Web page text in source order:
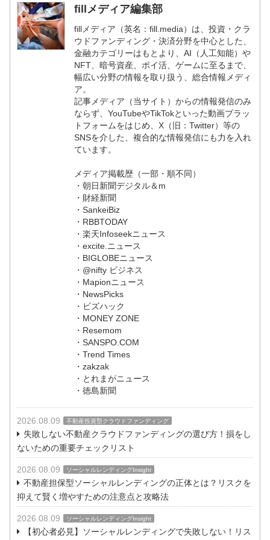
fillメディア編集部
fillメディア（英名：fill.media）は、投資・クラ
ウドファンディング・決済分野を中心とした、
金融カテゴリーはもとより、AI（人工知能）や
NFT、暗号資産、ポイ活、ゲームに至るまで、
幅広い分野の情報を取り扱う、総合情報メディ
ア。
記事メディア（当サイト）からの情報発信のみ
ならず、YouTubeやTikTokといった動画プラッ
トフォームをはじめ、X（旧：Twitter）等の
SNSを介した、複合的な情報発信にも力を入れ
ています。
メディア掲載歴（一部・順不同）
・朝日新聞デジタル＆m
・財経新聞
・SankeiBiz
・RBBTODAY
・楽天Infoseekニュース
・excite.ニュース
・BIGLOBEニュース
・@nifty ビジネス
・Mapionニュース
・NewsPicks
・ビズハック
・MONEY ZONE
・Resemom
・SANSPO.COM
・Trend Times
・zakzak
・とれまがニュース
・徳島新聞
2026.08.09 不動産投資型クラウドファンディング
失敗しない不動産クラウドファンディングの選び方！損をし
ないための重要チェックリスト
2026.08.09 ソーシャルレンディングInsight
不動産担保型ソーシャルレンディングの正体とは？リスクを
抑えて賢く増やすための注意点と攻略法
2026.08.09 ソーシャルレンディングInsight
【初心者必見】ソーシャルレンディングで失敗しない！リス